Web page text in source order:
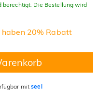
berechtigt. Die Bestellung wird
haben 20% Rabatt
mitseel